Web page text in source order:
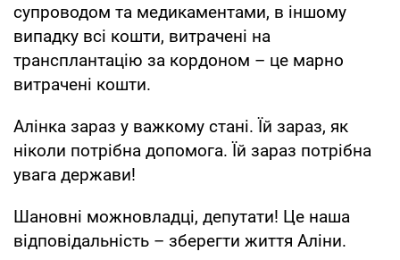
супроводом та медикаментами, в іншому
випадку всі кошти, витрачені на
трансплантацію за кордоном – це марно
витрачені кошти.
Алінка зараз у важкому стані. Їй зараз, як
ніколи потрібна допомога. Їй зараз потрібна
увага держави!
Шановні можновладці, депутати! Це наша
відповідальність – зберегти життя Аліни.